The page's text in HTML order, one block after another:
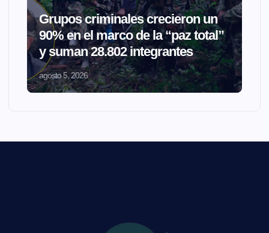
Grupos criminales crecieron un
90% en el marco de la “paz total”
y suman 28.802 integrantes
agosto 5, 2026